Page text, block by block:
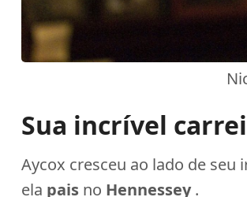
Sua incrível
Aycox cresceu ao lado de seu
ela pais no Hennessey.